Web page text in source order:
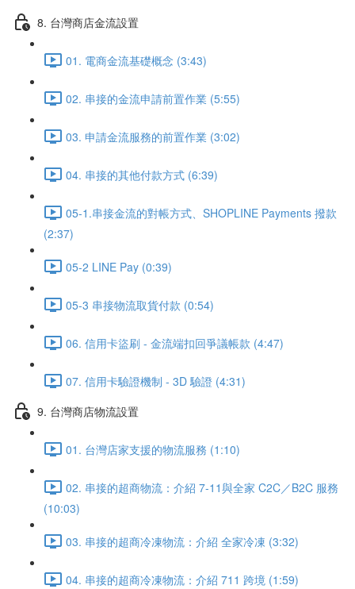
8. 台灣商店金流設置
01. 電商金流基礎概念 (3:43)
02. 串接的金流申請前置作業 (5:55)
03. 申請金流服務的前置作業 (3:02)
04. 串接的其他付款方式 (6:39)
05-1.串接金流的對帳方式、SHOPLINE Payments 撥款
(2:37)
05-2 LINE Pay (0:39)
05-3 串接物流取貨付款 (0:54)
06. 信用卡盜刷 - 金流端扣回爭議帳款 (4:47)
07. 信用卡驗證機制 - 3D 驗證 (4:31)
9. 台灣商店物流設置
01. 台灣店家支援的物流服務 (1:10)
02. 串接的超商物流：介紹 7-11與全家 C2C／B2C 服務
(10:03)
03. 串接的超商冷凍物流：介紹 全家冷凍 (3:32)
04. 串接的超商冷凍物流：介紹 711 跨境 (1:59)